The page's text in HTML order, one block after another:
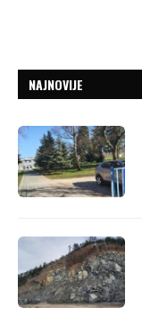
NAJNOVIJE